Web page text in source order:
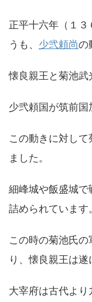
正平十六年（１
うも、 少弐頼尚の
懐良親王と菊池武
少弐頼国が筑前国
この動きに対し
ました。
細峰城や飯盛城
詰められています。
この時の菊池氏
り、懐良親王は遂
大宰府は古代よ